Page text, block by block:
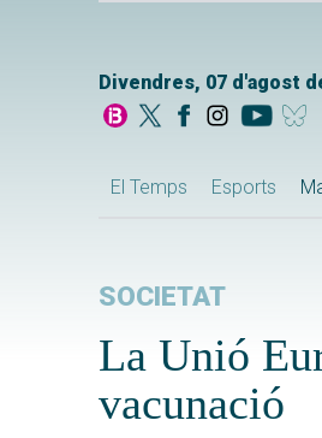
Divendres, 07 d'agost
El Temps Esports
SOCIETAT
La Unió
vacunació